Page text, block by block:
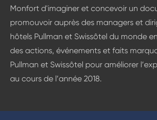
Monfort d'imaginer et concevoir un
promouvoir auprès des managers et
hôtels Pullman et Swissôtel du monde
des actions, événements et faits
Pullman et Swissôtel pour améliorer
au cours de l’année 2018.